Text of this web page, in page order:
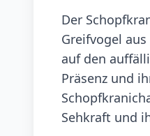
Der
Greifvogel
auf den
Präsenz und
Sehkraft und